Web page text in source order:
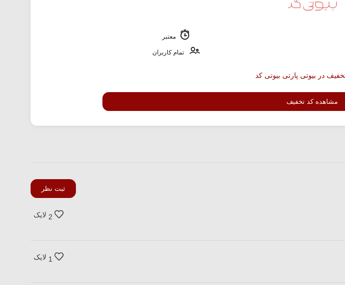
معتبر
تمام کاربران
مشاهده کد تخفیف
ثبت نظر
2 لایک
1 لایک